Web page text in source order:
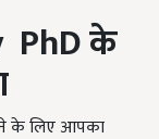
PhDके
के लिए आपका